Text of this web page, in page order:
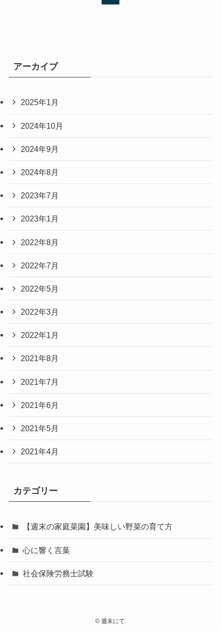
アーカイブ
2025年1月
2024年10月
2024年9月
2024年8月
2023年7月
2023年1月
2022年8月
2022年7月
2022年5月
2022年3月
2022年1月
2021年8月
2021年7月
2021年6月
2021年5月
2021年4月
カテゴリー
【週末の家庭菜園】美味しい野菜の育て方
心に響く言葉
社会保険労務士試験
©週末にて.